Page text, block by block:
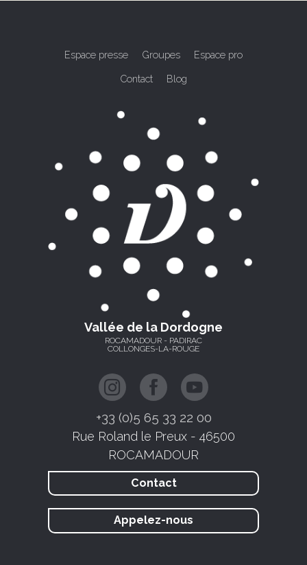
Espace presse Groupes Espace pro
Contact Blog
Vallée de la Dordogne
ROCAMADOUR - PADIRAC
COLLONGES-LA-ROUGE
+33 (0)5 65 33 22 00
Rue Roland le Preux - 46500
ROCAMADOUR
Contact
Appelez-nous